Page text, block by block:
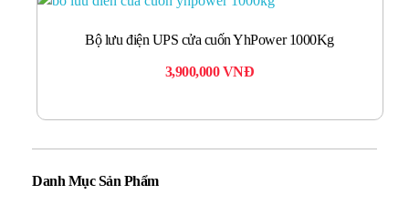
Bộ lưu điện UPS cửa cuốn YhPower 1000Kg
3,900,000VNĐ
Danh Mục Sản Phẩm